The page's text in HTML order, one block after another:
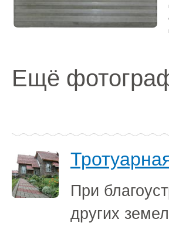
Ещё
При
других